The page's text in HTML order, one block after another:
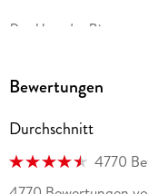
Der Herr der Ringe
übersetzt und haben
Ehrendoktorwürde
Bewertungen
Durchschnitt
4770